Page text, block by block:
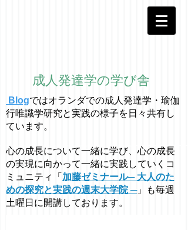
成人発達学の学び舎
Blogではオラ ンダでの成人発達学・ 瑜伽
行唯識学研究と実践の様子を日々共有し
ています。
心の成長について一緒に学び、心の成長
の実現に向かって一緒に実践していくコ
ミュニティ「 加藤ゼミナール─ 大人のた
めの探究と実践の週末大学院 ─」も毎週
土曜日に開講しております。